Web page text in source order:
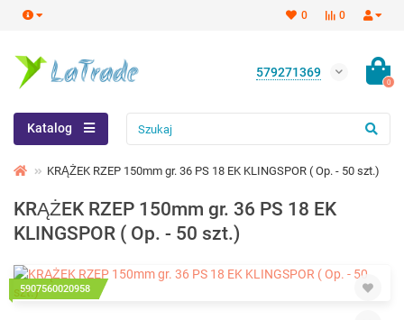
0
0
579271369
0
Katalog
KRĄŻEK RZEP 150mm gr. 36 PS 18 EK KLINGSPOR ( Op. - 50 szt.)
KRĄŻEK RZEP 150mm gr. 36 PS 18 EK
KLINGSPOR ( Op. - 50 szt.)
5907560020958